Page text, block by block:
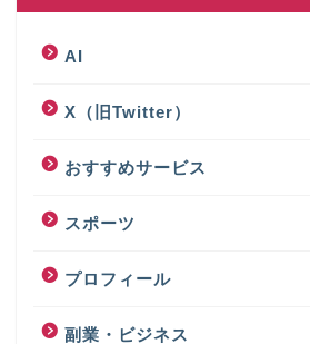
AI
X（旧Twitter）
おすすめサービス
スポーツ
プロフィール
副業・ビジネス